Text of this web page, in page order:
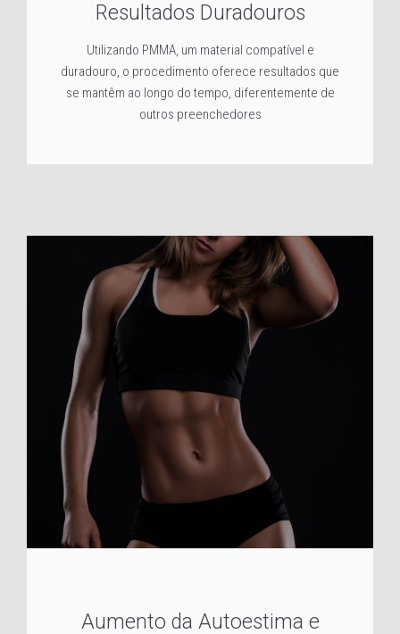
Resultados Duradouros
Utilizando PMMA, um material compatível e
duradouro, o procedimento oferece resultados que
se mantêm ao longo do tempo, diferentemente de
outros preenchedores
Aumento da Autoestima e